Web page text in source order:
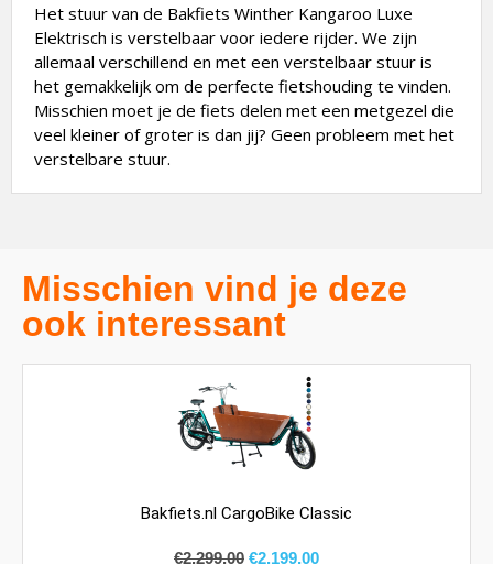
Het stuur van de Bakfiets Winther Kangaroo Luxe
Elektrisch is verstelbaar voor iedere rijder. We zijn
allemaal verschillend en met een verstelbaar stuur is
het gemakkelijk om de perfecte fietshouding te vinden.
Misschien moet je de fiets delen met een metgezel die
veel kleiner of groter is dan jij? Geen probleem met het
verstelbare stuur.
Misschien vind je deze
ook interessant
Bakfiets.nl CargoBike Classic
€2.299,00 €2.199,00